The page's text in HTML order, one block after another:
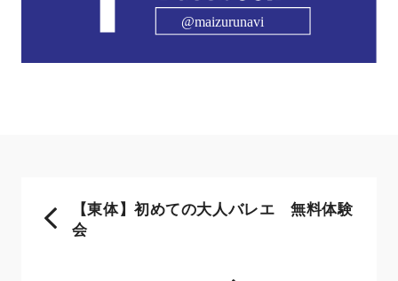
【東体】初めての大人バレエ 無料体験
会